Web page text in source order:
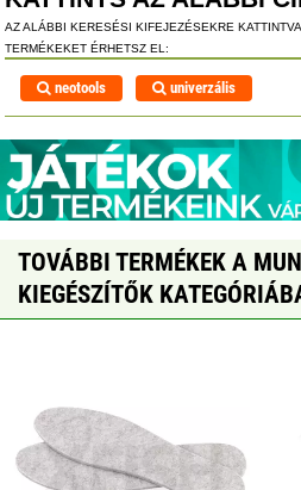
AZ ALÁBBI KERESÉSI KIFEJEZÉSEKRE
TERMÉKEKET ÉRHETSZ EL:
neotools univerzális
TOVÁBBI TERMÉKEK A
KIEGÉSZÍTŐK